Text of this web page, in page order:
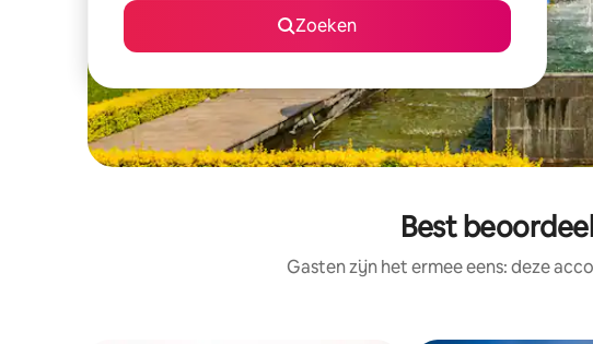
Zoeken
Best
Gasten zijn het ermee eens: deze